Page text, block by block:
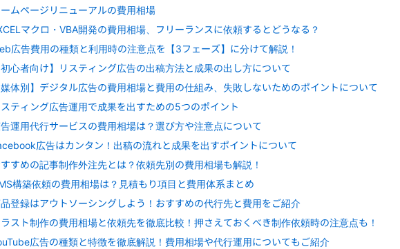
ムページリニューアルの費用相場
マクロ・VBA開発の費用相場、フリーランスに依頼するとどうなる？
広告費用の種類と利用時の注意点を【3フェーズ】に分けて解説！
初心者向け】リスティング広告の出稿方法と成果の出し方について
媒体別】デジタル広告の費用相場と費用の仕組み、失敗しないためのポイントについて
スティング広告運用で成果を出すための5つのポイント
運用代行サービスの費用相場は？選び方や注意点について
広告はカンタン！出稿の流れと成果を出すポイントについて
すめの記事制作外注先とは？依頼先別の費用相場も解説！
構築依頼の費用相場は？見積もり項目と費用体系まとめ
登録はアウトソーシングしよう！おすすめの代行先と費用をご紹介
スト制作の費用相場と依頼先を徹底比較！押さえておくべき制作依頼時の注意点も！
広告の種類と特徴を徹底解説！費用相場や代行運用についてもご紹介